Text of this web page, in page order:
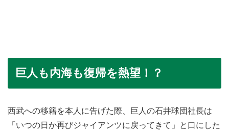
巨人も内海も復帰を熱望！？
西武への移籍を本人に告げた際、巨人の石井球団社長は
「いつの日か再びジャイアンツに戻ってきて」と口にした